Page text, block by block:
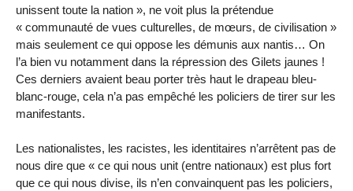
unissent toute la nation », ne voit plus la prétendue
« communauté de vues culturelles, de mœurs, de civilisation »
mais seulement ce qui oppose les démunis aux nantis… On
l’a bien vu notamment dans la répression des Gilets jaunes !
Ces derniers avaient beau porter très haut le drapeau bleu-
blanc-rouge, cela n’a pas empêché les policiers de tirer sur les
manifestants.
Les nationalistes, les racistes, les identitaires n’arrêtent pas de
nous dire que « ce qui nous unit (entre nationaux) est plus fort
que ce qui nous divise, ils n’en convainquent pas les policiers,